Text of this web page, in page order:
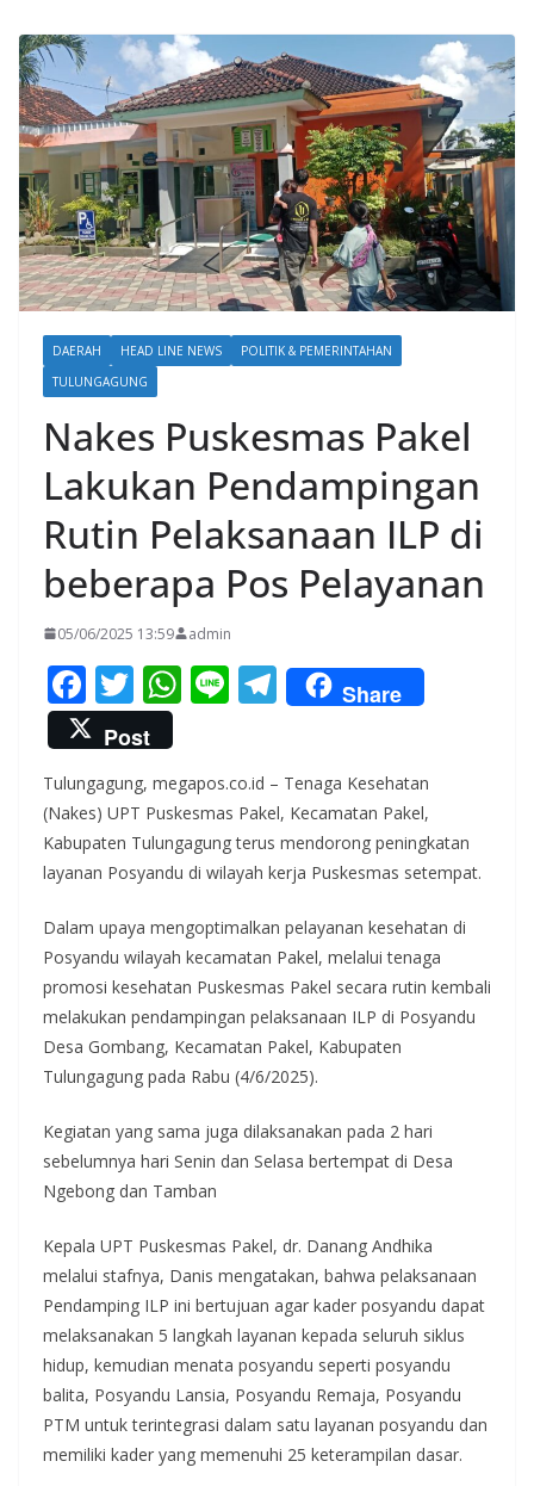
DAERAH HEAD LINE NEWS
POLITIK & PEMERINTAHAN
TULUNGAGUNG
Nakes Puskesmas Pakel
Lakukan Pendampingan
Rutin Pelaksanaan ILP di
beberapa Pos Pelayanan
05/06/2025 13:59 admin
F
ac
e
b
o
o
k
T
w
itt
er
W
s
A
p
p
Li T
el
gr
a
m
Share
Post
Tulungagung, megapos.co.id – Tenaga Kesehatan
(Nakes) UPT Puskesmas Pakel, Kecamatan Pakel,
Kabupaten Tulungagung terus mendorong peningkatan
layanan Posyandu di wilayah kerja Puskesmas setempat.
Dalam upaya mengoptimalkan pelayanan kesehatan di
Posyandu wilayah kecamatan Pakel, melalui tenaga
promosi kesehatan Puskesmas Pakel secara rutin kembali
melakukan pendampingan pelaksanaan ILP di Posyandu
Desa Gombang, Kecamatan Pakel, Kabupaten
Tulungagung pada Rabu (4/6/2025).
Kegiatan yang sama juga dilaksanakan pada 2 hari
sebelumnya hari Senin dan Selasa bertempat di Desa
Ngebong dan Tamban
Kepala UPT Puskesmas Pakel, dr. Danang Andhika
melalui stafnya, Danis mengatakan, bahwa pelaksanaan
Pendamping ILP ini bertujuan agar kader posyandu dapat
melaksanakan 5 langkah layanan kepada seluruh siklus
hidup, kemudian menata posyandu seperti posyandu
balita, Posyandu Lansia, Posyandu Remaja, Posyandu
PTM untuk terintegrasi dalam satu layanan posyandu dan
memiliki kader yang memenuhi 25 keterampilan dasar.